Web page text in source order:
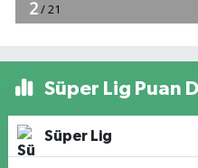
Süper Lig Puan
Süper Lig